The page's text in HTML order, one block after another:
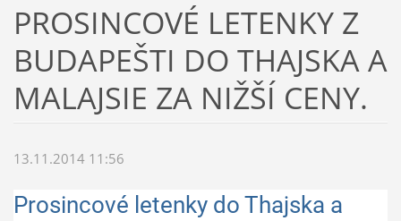
PROSINCOVÉ LETENKY Z
BUDAPEŠTI DO THAJSKA A
MALAJSIE ZA NIŽŠÍ CENY.
13.11.2014 11:56
Prosincové letenky do Thajska a